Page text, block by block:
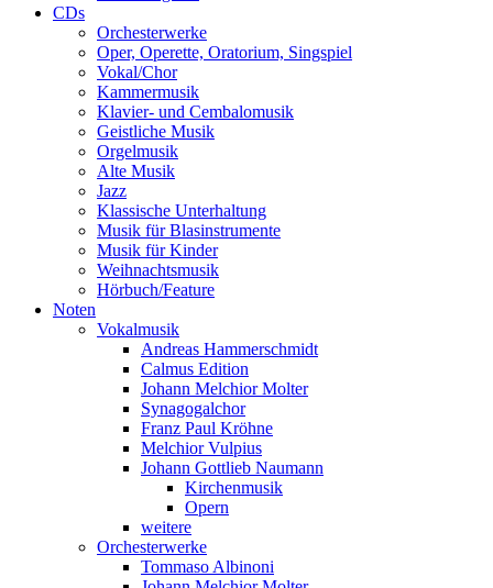
CDs
Orchesterwerke
Oper, Operette, Oratorium, Singspiel
Vokal/Chor
Kammermusik
Klavier- und Cembalomusik
Geistliche Musik
Orgelmusik
Alte Musik
Jazz
Klassische Unterhaltung
Musik für Blasinstrumente
Musik für Kinder
Weihnachtsmusik
Hörbuch/Feature
Noten
Vokalmusik
Andreas Hammerschmidt
Calmus Edition
Johann Melchior Molter
Synagogalchor
Franz Paul Kröhne
Melchior Vulpius
Johann Gottlieb Naumann
Kirchenmusik
Opern
weitere
Orchesterwerke
Tommaso Albinoni